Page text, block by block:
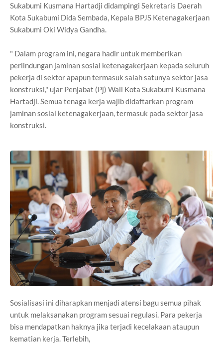
Sukabumi Kusmana Hartadji didampingi Sekretaris Daerah
Kota Sukabumi Dida Sembada, Kepala BPJS Ketenagakerjaan
Sukabumi Oki Widya Gandha.
" Dalam program ini, negara hadir untuk memberikan
perlindungan jaminan sosial ketenagakerjaan kepada seluruh
pekerja di sektor apapun termasuk salah satunya sektor jasa
konstruksi," ujar Penjabat (Pj) Wali Kota Sukabumi Kusmana
Hartadji. Semua tenaga kerja wajib didaftarkan program
jaminan sosial ketenagakerjaan, termasuk pada sektor jasa
konstruksi.
Sosialisasi ini diharapkan menjadi atensi bagu semua pihak
untuk melaksanakan program sesuai regulasi. Para pekerja
bisa mendapatkan haknya jika terjadi kecelakaan ataupun
kematian kerja. Terlebih,